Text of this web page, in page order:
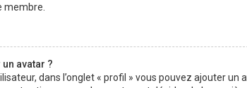
membre.
avatar ?
dans l’onglet « profil » vous pouvez ajouter